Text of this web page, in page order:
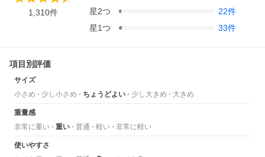
1,310件
星2つ 22件
星1つ 33件
項目別評価
サイズ
小さめ
少し小さめ ちょうどよい 少し大きめ 大きめ
重量感
非常に重い
重い 普通 軽い 非常に軽い
使いやすさ